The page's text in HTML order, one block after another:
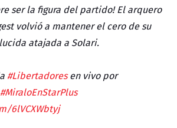
ser la figura del partido! El arquero
volvió a mantener el cero de su
atajada a Solari.
#Libertadoresen vivo por
#MiraloEnStarPlus
6lVCXWbtyj